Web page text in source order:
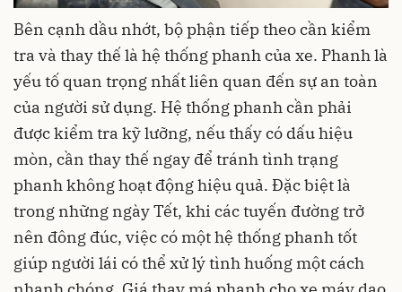
Bên cạnh dầu nhớt, bộ phận tiếp theo cần kiểm
tra và thay thế là hệ thống phanh của xe. Phanh là
yếu tố quan trọng nhất liên quan đến sự an toàn
của người sử dụng. Hệ thống phanh cần phải
được kiểm tra kỹ lưỡng, nếu thấy có dấu hiệu
mòn, cần thay thế ngay để tránh tình trạng
phanh không hoạt động hiệu quả. Đặc biệt là
trong những ngày Tết, khi các tuyến đường trở
nên đông đúc, việc có một hệ thống phanh tốt
giúp người lái có thể xử lý tình huống một cách